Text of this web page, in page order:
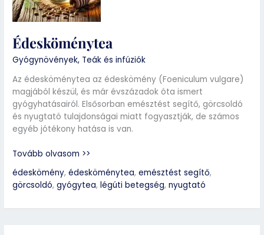
Édesköménytea
Gyógynövények, Teák és infúziók
Az édesköménytea az édeskömény (Foeniculum vulgare)
magjából készül, és már évszázadok óta ismert
gyógyhatásairól. Elsősorban emésztést segítő, görcsoldó
és nyugtató tulajdonságai miatt fogyasztják, de számos
egyéb jótékony hatása is van.
Tovább olvasom >>
édeskömény,édesköménytea,emésztést segítő,
görcsoldó,gyógytea,légúti betegség,nyugtató